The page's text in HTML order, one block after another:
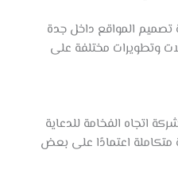
تصميم المواقع داخل جدة
وتطويرات مختلفة على
اتجاه الفخامة للدعاية
متكاملة اعتمادًا على بعض